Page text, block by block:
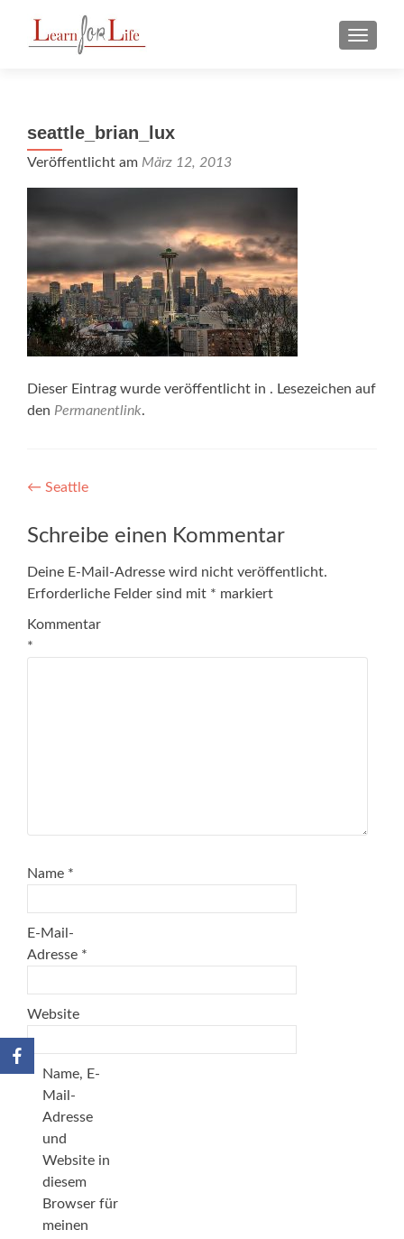
MENU
seattle_brian_lux
Veröffentlicht am März 12, 2013
Dieser Eintrag wurde veröffentlicht in . Lesezeichen auf
den Permanentlink.
Artikel-
Navigation
← Seattle
Schreibe einen Kommentar
Deine E-Mail-Adresse wird nicht veröffentlicht.
Erforderliche Felder sind mit * markiert
Kommentar
*
Name *
E-Mail-
Adresse *
Website
Name, E-
Mail-
Adresse
und
Website in
diesem
Browser für
meinen